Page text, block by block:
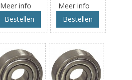
Meer info
Bestellen
Meer info
Bestellen